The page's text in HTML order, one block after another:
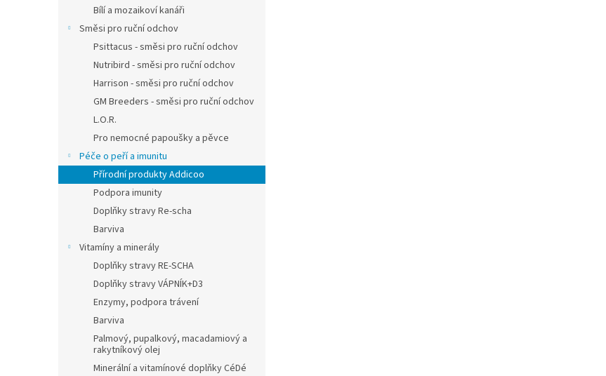
Bílí a mozaikoví kanáři
Směsi pro ruční odchov
Psittacus - směsi pro ruční odchov
Nutribird - směsi pro ruční odchov
Harrison - směsi pro ruční odchov
GM Breeders - směsi pro ruční odchov
L.O.R.
Pro nemocné papoušky a pěvce
Péče o peří a imunitu
Přírodní produkty Addicoo
Podpora imunity
Doplňky stravy Re-scha
Barviva
Vitamíny a minerály
Doplňky stravy RE-SCHA
Doplňky stravy VÁPNÍK+D3
Enzymy, podpora trávení
Barviva
Palmový, pupalkový, macadamiový a
rakytníkový olej
Minerální a vitamínové doplňky CéDé